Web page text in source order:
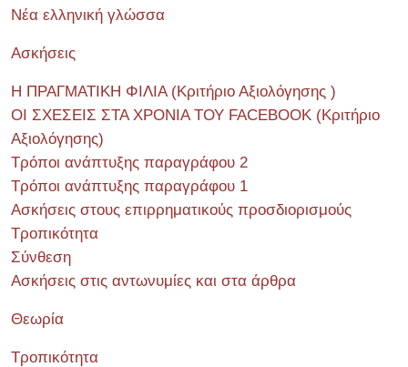
Νέα ελληνική γλώσσα
Ασκήσεις
Η ΠΡΑΓΜΑΤΙΚΗ ΦΙΛΙΑ (Κριτήριο Αξιολόγησης )
ΟΙ ΣΧΕΣΕΙΣ ΣΤΑ ΧΡΟΝΙΑ ΤΟΥ FACEBOOK (Kριτήριο
Αξιολόγησης)
Τρόποι ανάπτυξης παραγράφου 2
Τρόποι ανάπτυξης παραγράφου 1
Ασκήσεις στους επιρρηματικούς προσδιορισμούς
Τροπικότητα
Σύνθεση
Ασκήσεις στις αντωνυμίες και στα άρθρα
Θεωρία
Τροπικότητα